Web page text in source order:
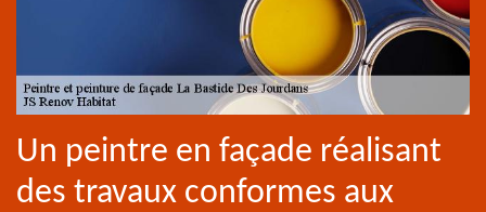
Un peintre en façade réalisant
des travaux conformes aux